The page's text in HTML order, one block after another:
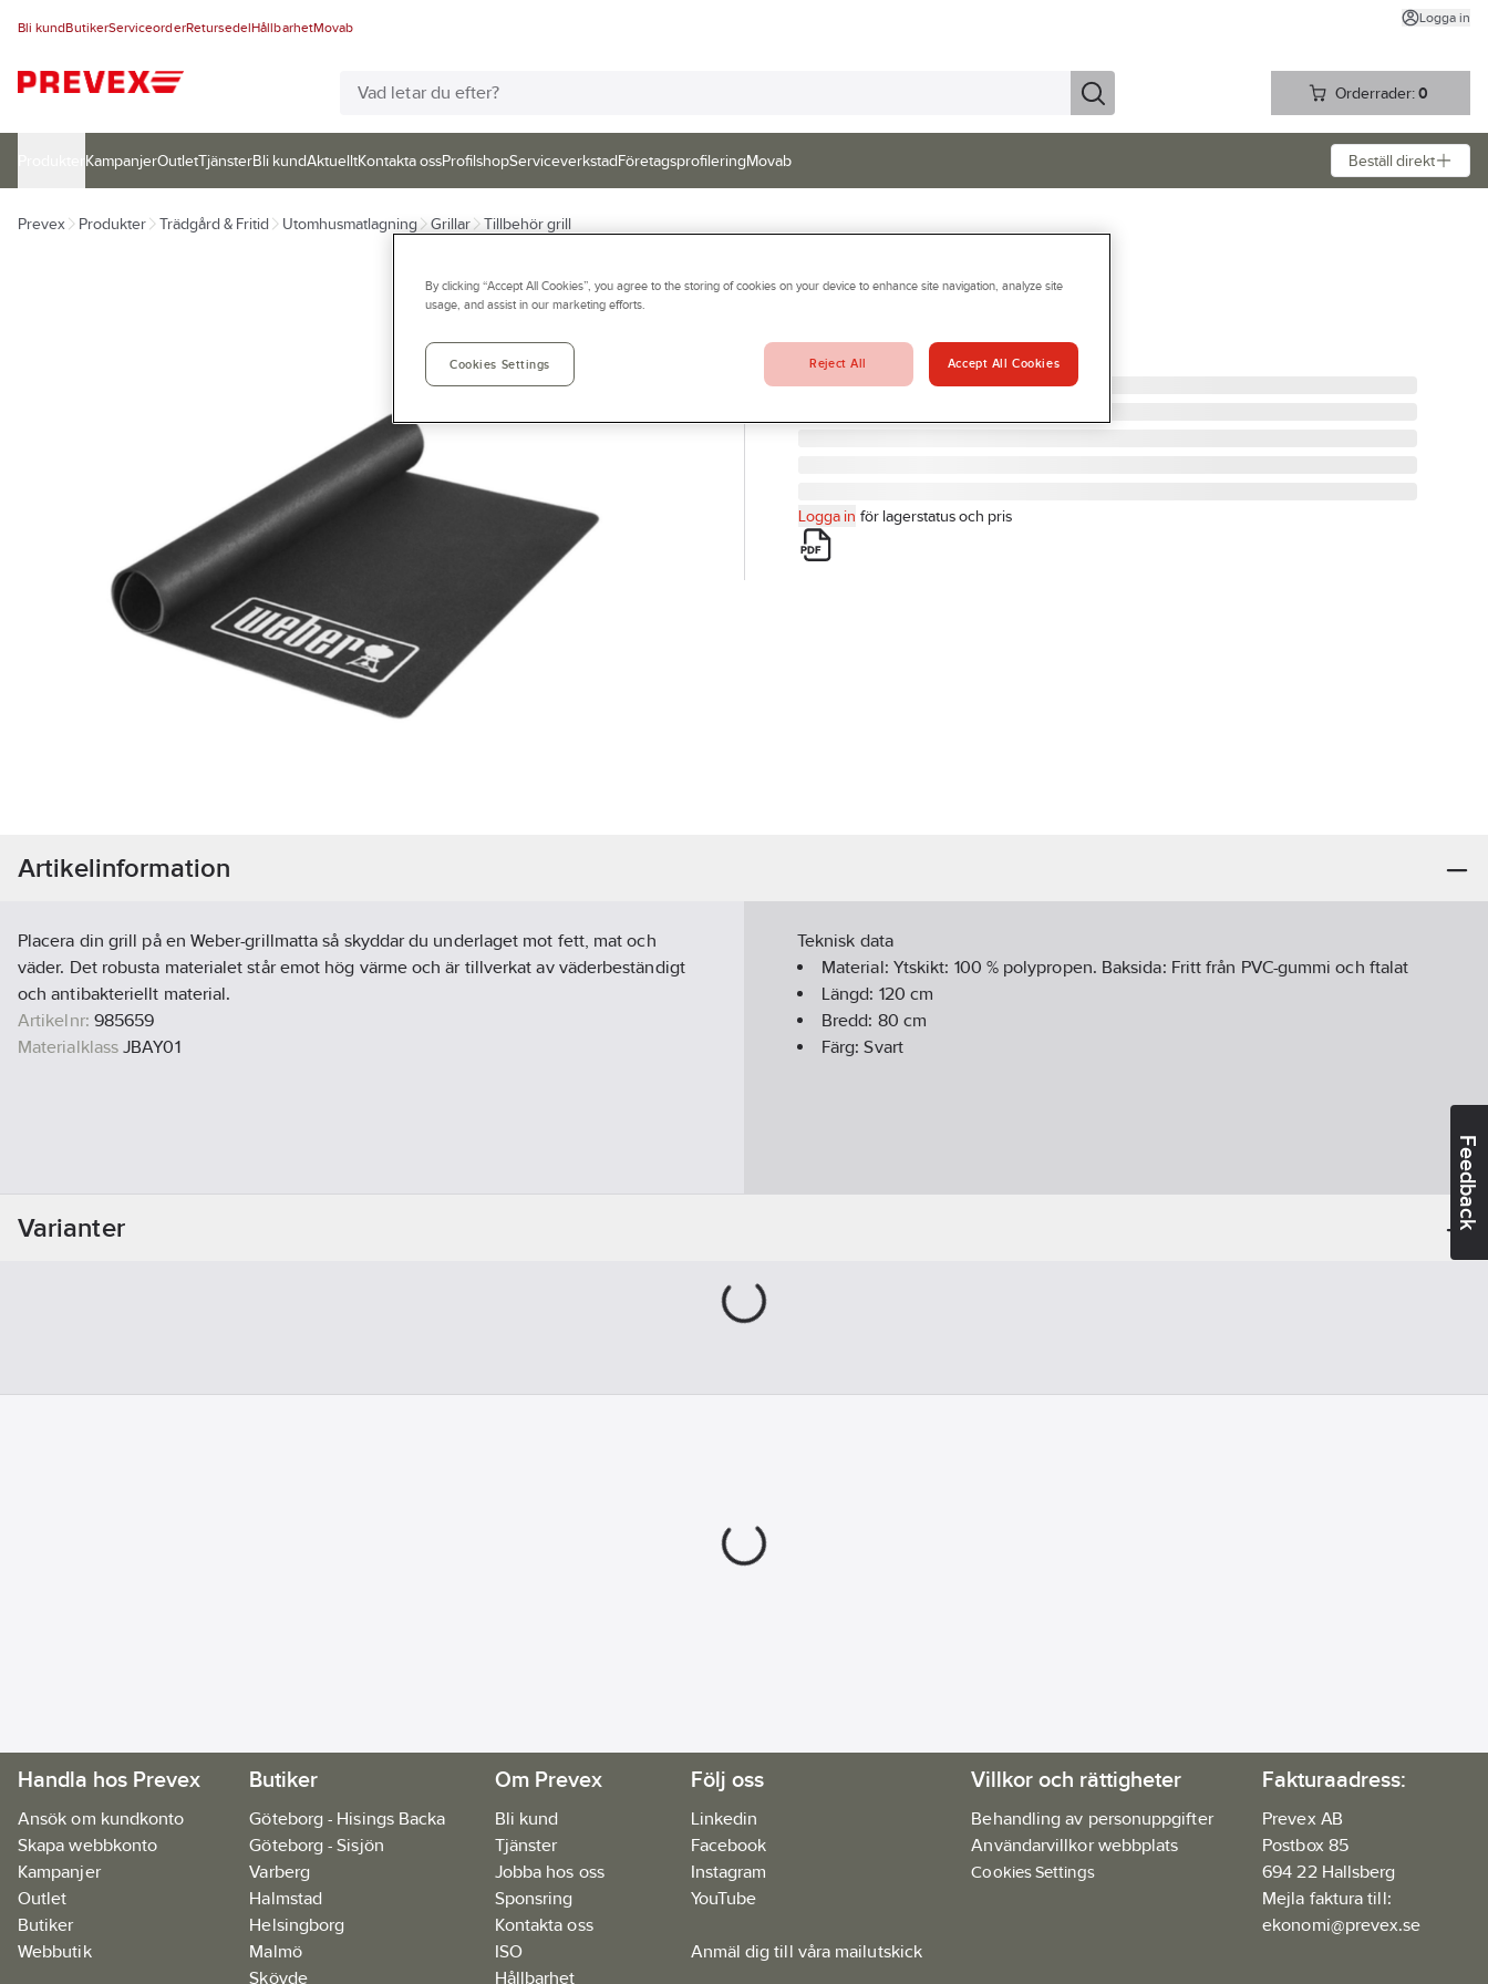
Bli kundButikerServiceorderRetursedelHållbarhetMovab
Logga in
Orderrader: 0
KampanjerOutletTjänsterBli kundAktuelltKontakta ossProfilshopServiceverkstadFöretagsprofileringMovab Beställ direkt
Feedback
Prevex Produkter Trädgård & Fritid Utomhusmatlagning Grillar Tillbehör grill
WEBER
MATTA 80X120CM 17897
Artikelnr: 985659
Logga in för lagerstatus och pris
Artikelinformation
Placera din grill på en Weber-grillmatta så skyddar du underlaget mot fett, mat och
väder. Det robusta materialet står emot hög värme och är tillverkat av väderbeständigt
och antibakteriellt material.
Artikelnr: 985659
Materialklass JBAY01
Teknisk data
Material: Ytskikt: 100 % polypropen. Baksida: Fritt från PVC-gummi och ftalat
Längd: 120 cm
Bredd: 80 cm
Färg:Svart
Varianter
Handla hos Prevex
Ansök om kundkonto
Skapa webbkonto
Kampanjer
Outlet
Butiker
Webbutik
Butiker
Göteborg - Hisings Backa
Göteborg - Sisjön
Varberg
Halmstad
Helsingborg
Malmö
Skövde
Om Prevex
Bli kund
Tjänster
Jobba hos oss
Sponsring
Kontakta oss
ISO
Hållbarhet
Följ oss
Linkedin
Facebook
Instagram
YouTube
Anmäl dig till våra mailutskick
Villkor och rättigheter
Behandling av personuppgifter
Användarvillkor webbplats
Cookies Settings
Fakturaadress:
Prevex AB
Postbox 85
694 22 Hallsberg
Mejla faktura till:
ekonomi@prevex.se
By clicking “Accept All Cookies”, you agree to the storing of cookies on your device to enhance site navigation, analyze site
usage, and assist in our marketing efforts.
Cookies Settings Reject All Accept All Cookies